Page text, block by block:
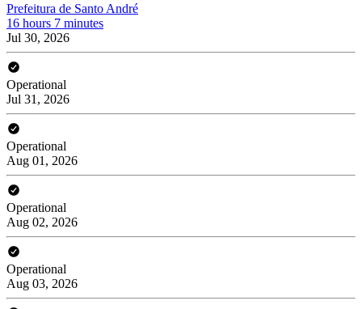
Prefeitura de Santo André
16 hours 7 minutes
Jul 30, 2026
Operational
Jul 31, 2026
Operational
Aug 01, 2026
Operational
Aug 02, 2026
Operational
Aug 03, 2026